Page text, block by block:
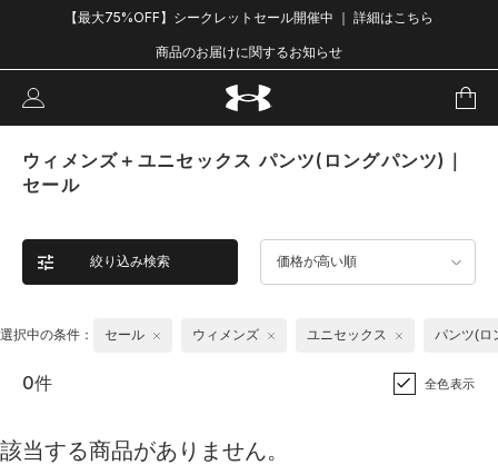
【最大75%OFF】シークレットセール開催中 ｜ 詳細はこちら
商品のお届けに関するお知らせ
ウィメンズ＋ユニセックス パンツ(ロングパンツ)｜
セール
絞り込み検索 価格が高い順
選択中の条件： セール ウィメンズ ユニセックス パンツ(ロ
0件 全色表示
該当する商品がありません。